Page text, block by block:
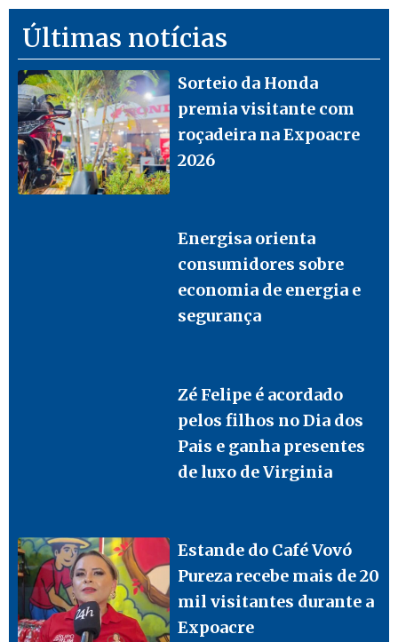
Últimas notícias
Sorteio da Honda
premia visitante com
roçadeira na Expoacre
2026
Energisa orienta
consumidores sobre
economia de energia e
segurança
Zé Felipe é acordado
pelos filhos no Dia dos
Pais e ganha presentes
de luxo de Virginia
Estande do Café Vovó
Pureza recebe mais de 20
mil visitantes durante a
Expoacre